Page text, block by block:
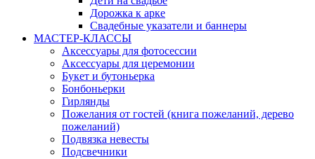
Дорожка к арке
Свадебные указатели и баннеры
МАСТЕР-КЛАССЫ
Аксессуары для фотосессии
Аксессуары для церемонии
Букет и бутоньерка
Бонбоньерки
Гирлянды
Пожелания от гостей (книга пожеланий, дерево
пожеланий)
Подвязка невесты
Подсвечники